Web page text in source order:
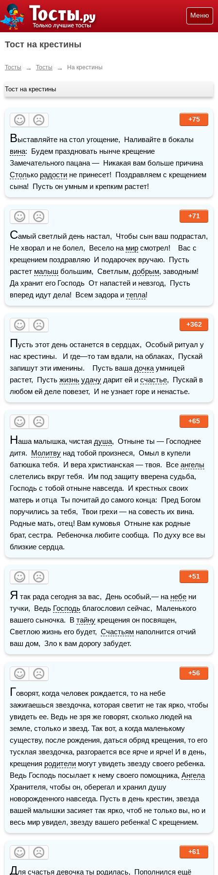
Меню
Тост на крестины
Тосты → Тосты → На крестины
Тост на крестины
+75
В
вина:  Будем праздновать нынче крещение
Столько радости не принесет!  Поздравляем с крещением
сына!  Пусть он умным и крепким растет!
+71
Самый светлый день настал,  Чтобы сын ваш подрастал,
Не хворал и не болел,  Весело на мир смотрел!    Вас с
крещением поздравляю  И подарочек вручаю.  Пусть
растет малыш большим,  Светлым, добрым, заводным!
Да хранит его Господь  От напастей и невзгод,  Пусть
вперед идут дела!  Всем задора и тепла!
+362
Пусть этот день останется в сердцах,  Особый ритуал у
нас крестины.   И где—то там вдали, на облаках,  Пускай
запишут эти именины.    Пусть ваша дочка умницей
растет,  Пусть жизнь удачу дарит ей и счастье,  Пускай в
любом ей деле повезет,  И не узнает горе и ненастье.
+65
Наша малышка, чистая душа,  Отныне ты — Господнее
дитя. Молитву над тобой произнеся,  Омыл в купели
батюшка тебя.  И вера христианская — твоя.  Все ангелы
слетелись вкруг тебя.  Им под защиту вверена судьба,
Господь с тобой отныне навсегда.  И крестных своих
матерь и отца  Ты почитай до самого конца:  Пред Богом
поручились за тебя,  Твои грехи — на совесть их вина.
Родные мать, отец! Вам кумовья  Отныне как родные
брат, сестра.  Ребеночка любите сообща.  По духу все вы
близкие сердца.
+51
Я так рада сегодня за вас,  День особый,— на небе ни
тучки,  Ведь Господь благословил сейчас,  Маленького
вашего сыночка.  В тайну крещения он посвящен,
Светлою жизнь его будет, Счастьям наполнится отчий
ваш дом,  Зло к вам дорогу забудет.
+56
Говорят, когда человек рождается, то на небе
зажигаешься звездочка, которая светит не так ярко, чтобы
увидеть ее. Ведь не зря же говорят, сколько людей на
земле, столько и звезд. Так вот, а когда маленькому
существу, после рождения, даться обряд крещения, то его
тусклая звездочка, разгорается все ярче и ярче! И в день,
крещения родители могут увидеть звезду своего ребенка.
Ведь Господь посылает к нему своего помощника, Ангела
Хранителя, чтобы он, оберегал и хранил душу
новорожденного навсегда. Пусть в день крестин, звезда
вашей малышки засияет так ярко, чтоб не только вы, но и
весь мир увидел, звезду вашего ребенка! С крещением.
+61
Для счастья девочка ты родилась,  Пополнился ещё